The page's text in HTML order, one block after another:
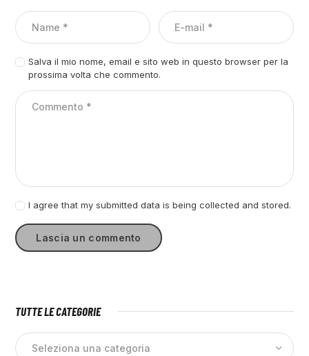
Salva il mio nome, email e sito web in questo browser per la
prossima volta che commento.
I agree that my submitted data is being collected and stored.
TUTTE LE CATEGORIE